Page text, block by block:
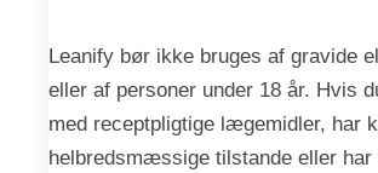
Leanify bør ikke bruges af gravide
eller af personer under 18 år. Hvis
med receptpligtige lægemidler, har
helbredsmæssige tilstande eller har